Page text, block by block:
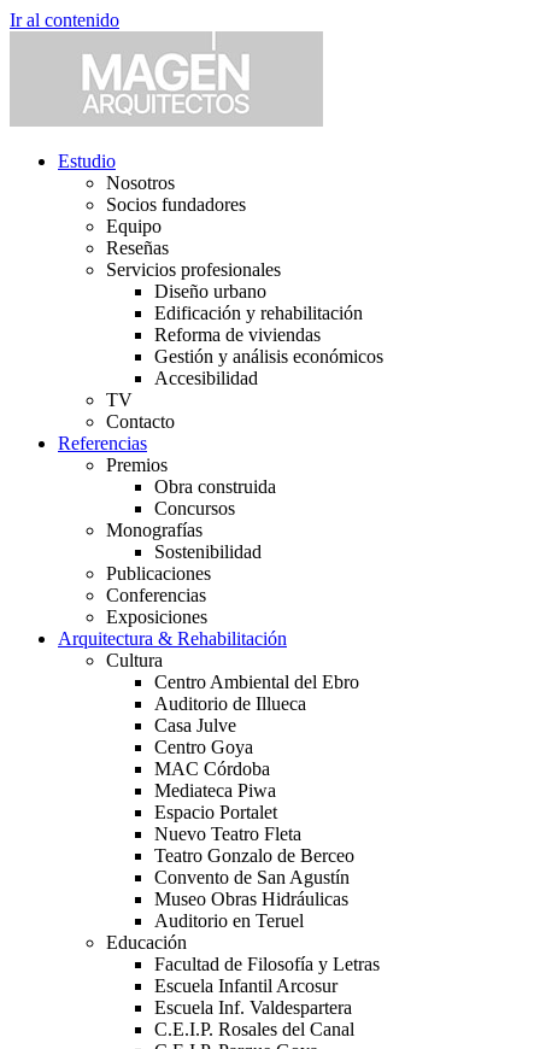
Ir al contenido
Estudio
Nosotros
Socios fundadores
Equipo
Reseñas
Servicios profesionales
Diseño urbano
Edificación y rehabilitación
Reforma de viviendas
Gestión y análisis económicos
Accesibilidad
TV
Contacto
Referencias
Premios
Obra construida
Concursos
Monografías
Sostenibilidad
Publicaciones
Conferencias
Exposiciones
Arquitectura & Rehabilitación
Cultura
Centro Ambiental del Ebro
Auditorio de Illueca
Casa Julve
Centro Goya
MAC Córdoba
Mediateca Piwa
Espacio Portalet
Nuevo Teatro Fleta
Teatro Gonzalo de Berceo
Convento de San Agustín
Museo Obras Hidráulicas
Auditorio en Teruel
Educación
Facultad de Filosofía y Letras
Escuela Infantil Arcosur
Escuela Inf. Valdespartera
C.E.I.P. Rosales del Canal